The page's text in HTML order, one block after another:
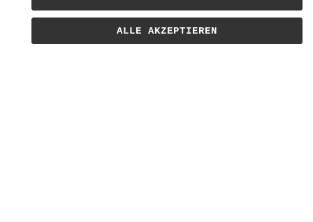
ALLE AKZEPTIEREN
Limette und Minze. 0,5l Flasche
5,90 € *